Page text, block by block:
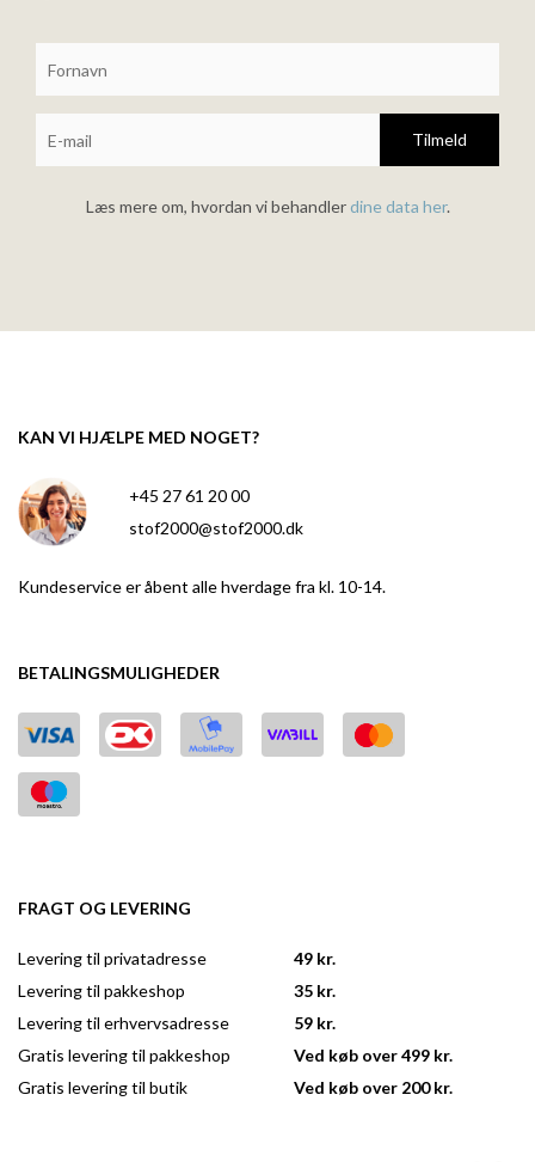
Tilmeld
Læs mere om, hvordan vi behandlerdine data her.
KAN VI HJÆLPE MED NOGET?
+45 27 61 20 00
stof2000@stof2000.dk
Kundeservice er åbent alle hverdage fra kl. 10-14.
BETALINGSMULIGHEDER
FRAGT OG LEVERING
Levering til privatadresse
Levering til pakkeshop
Levering til erhvervsadresse
Gratis levering til pakkeshop
Gratis levering til butik
49 kr.
35 kr.
59 kr.
Ved køb over 499 kr.
Ved køb over 200 kr.